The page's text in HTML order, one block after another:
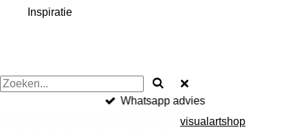
Inspiratie
Whatsapp advies
visualartshop